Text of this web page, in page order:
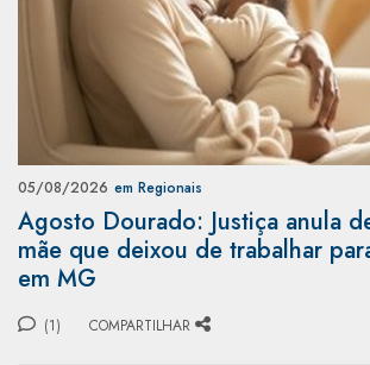
05/08/2026 em Regionais
Agosto Dourado: Justiça anula
mãe que deixou de trabalhar
em MG
(1) COMPARTILHAR